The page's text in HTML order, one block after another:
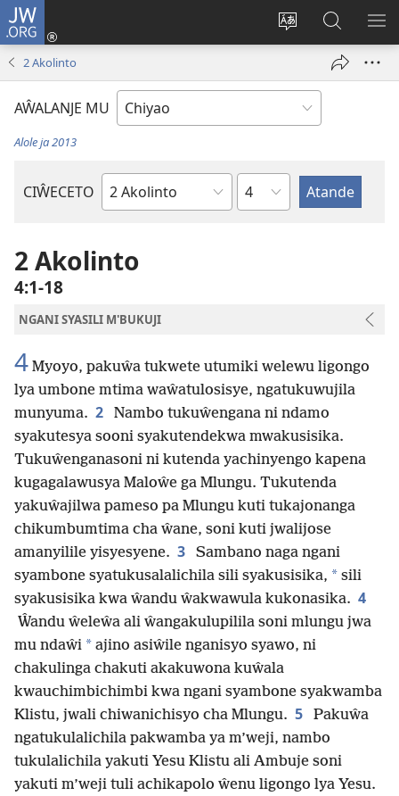
JW.ORG
Acenje
ciŵeceto
Ajinjile
(awugule
pa
JW.ORG
2 Akolinto
AŴALANJE MU
Alole ja 2013
CIŴECETO
Buku
m'Baibulo
Chaputala
2 Akolinto
4:1-18
NGANI SYASILI M'BUKUJI
4 Myoyo, pakuŵa tukwete utumiki welewu ligongo
lya umbone mtima waŵatulosisye, ngatukuwujila
munyuma. 2
Nambo tukuŵengana ni ndamo
syakutesya sooni syakutendekwa mwakusisika.
Tukuŵenganasoni ni kutenda yachinyengo kapena
kugagalawusya Maloŵe ga Mlungu. Tukutenda
yakuŵajilwa pameso pa Mlungu kuti tukajonanga
chikumbumtima cha ŵane, soni kuti jwalijose
amanyilile yisyesyene. 3
Sambano naga ngani
syambone syatukusalalichila sili syakusisika, * sili
syakusisika kwa ŵandu ŵakwawula kukonasika. 4
Ŵandu ŵeleŵa ali ŵangakulupilila soni mlungu jwa
mu ndaŵi * ajino asiŵile nganisyo syawo, ni
chakulinga chakuti akakuwona kuŵala
kwauchimbichimbi kwa ngani syambone syakwamba
Klistu, jwali chiwanichisyo cha Mlungu. 5
Pakuŵa
ngatukulalichila pakwamba ya m’weji, nambo
tukulalichila yakuti Yesu Klistu ali Ambuje soni
yakuti m’weji tuli achikapolo ŵenu ligongo lya Yesu.